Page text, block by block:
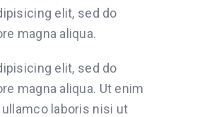
elit, sed do
magna aliqua.
elit, sed do
magna aliqua. Ut enim
laboris nisi ut